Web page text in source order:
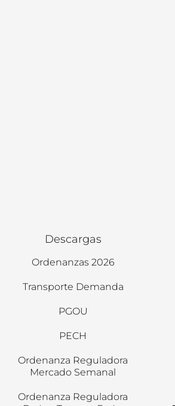
Descargas
Ordenanzas 2026
Transporte Demanda
PGOU
PECH
Ordenanza Reguladora
Mercado Semanal
Ordenanza Reguladora